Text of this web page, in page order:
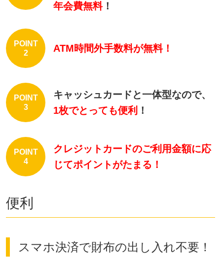
年会費無料！
POINT
2
ATM時間外手数料が無料！
POINT
3
キャッシュカードと一体型なので、
1枚でとっても便利 ！
POINT
4
クレジットカードのご利用金額に応
じてポイントがたまる！
便利
スマホ決済で財布の出し入れ不要！